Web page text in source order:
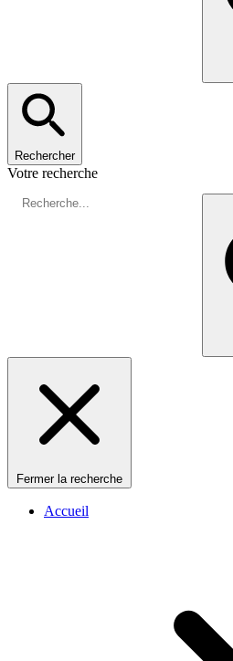
Rechercher
Votre recherche
Fermer la recherche
Accueil